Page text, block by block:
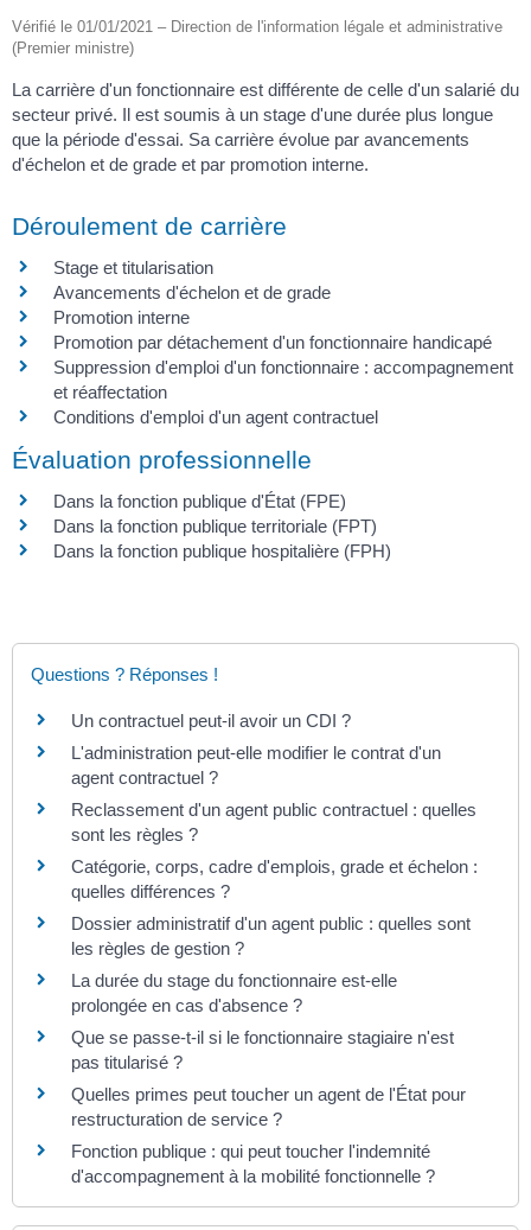
Vérifié le 01/01/2021 – Direction de l'information légale et administrative
(Premier ministre)
La carrière d'un fonctionnaire est différente de celle d'un salarié du
secteur privé. Il est soumis à un stage d'une durée plus longue
que la période d'essai. Sa carrière évolue par avancements
d'échelon et de grade et par promotion interne.
Déroulement de carrière
Stage et titularisation
Avancements d'échelon et de grade
Promotion interne
Promotion par détachement d'un fonctionnaire handicapé
Suppression d'emploi d'un fonctionnaire : accompagnement
et réaffectation
Conditions d'emploi d'un agent contractuel
Évaluation professionnelle
Dans la fonction publique d'État (FPE)
Dans la fonction publique territoriale (FPT)
Dans la fonction publique hospitalière (FPH)
Questions ? Réponses !
Un contractuel peut-il avoir un CDI ?
L'administration peut-elle modifier le contrat d'un
agent contractuel ?
Reclassement d'un agent public contractuel : quelles
sont les règles ?
Catégorie, corps, cadre d'emplois, grade et échelon :
quelles différences ?
Dossier administratif d'un agent public : quelles sont
les règles de gestion ?
La durée du stage du fonctionnaire est-elle
prolongée en cas d'absence ?
Que se passe-t-il si le fonctionnaire stagiaire n'est
pas titularisé ?
Quelles primes peut toucher un agent de l'État pour
restructuration de service ?
Fonction publique : qui peut toucher l'indemnité
d'accompagnement à la mobilité fonctionnelle ?